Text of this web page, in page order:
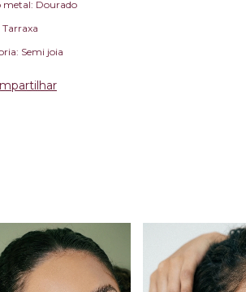
metal: Dourado
Tarraxa
Semi joia